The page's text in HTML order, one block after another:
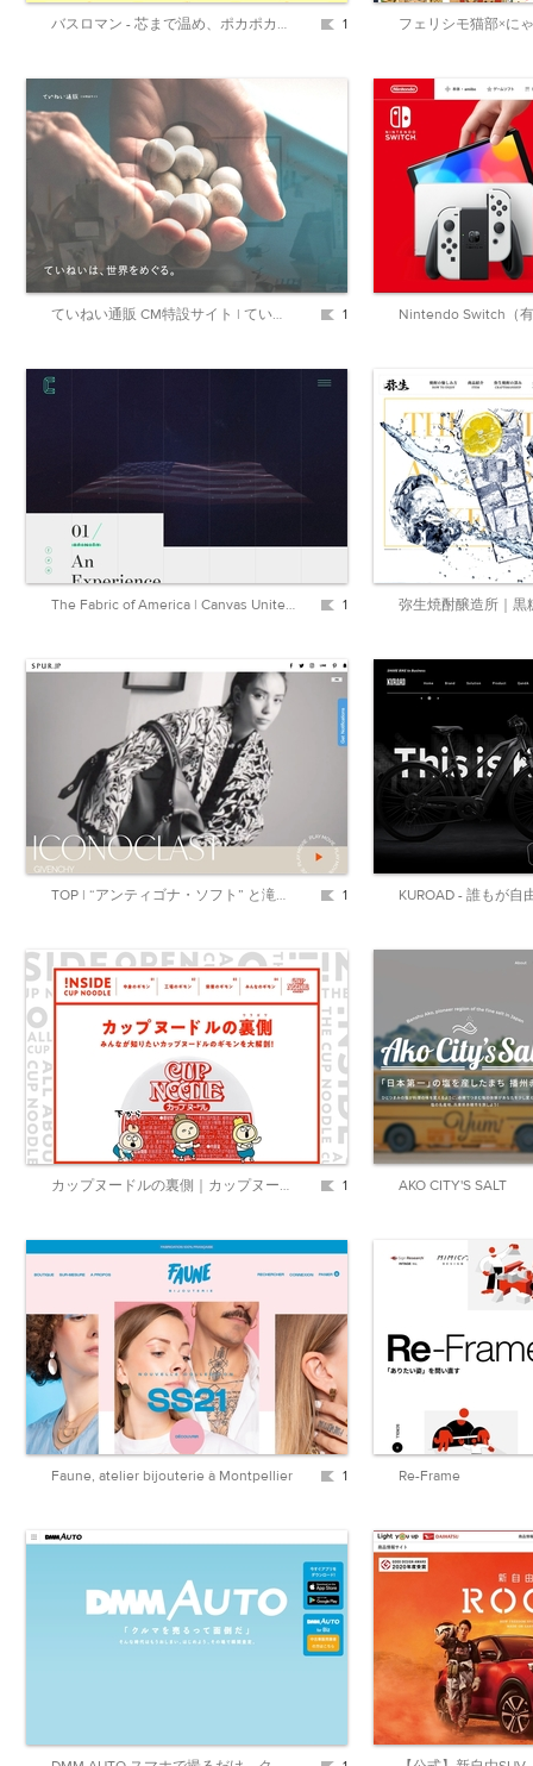
バスロマン - 芯まで温め、ポカポカ続く | アース製薬 1
ていねい通販 CM特設サイト | ていねいは、世界をめぐる。 1
The Fabric of America | Canvas United: a New York City digital agency 1
TOP | “アンティゴナ・ソフト” と滝沢カレンのモードな関係 | SPUR 1 KUROAD - 誰もが⾃
カップヌードルの裏側｜カップヌードル｜CUPNOODLEE 1 AKO CITY'S SALT
Faune, atelier bijouterie à Montpellier 1 Re-Frame